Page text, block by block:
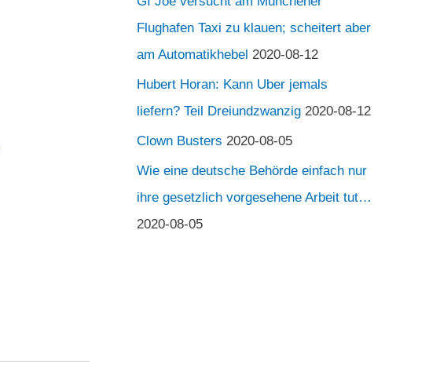
Flughafen Taxi zu klauen; scheitert aber
am Automatikhebel 2020-08-12
Hubert Horan: Kann Uber jemals
liefern? Teil Dreiundzwanzig 2020-08-12
Clown Busters 2020-08-05
Wie eine deutsche Behörde einfach nur
ihre gesetzlich vorgesehene Arbeit tut…
2020-08-05